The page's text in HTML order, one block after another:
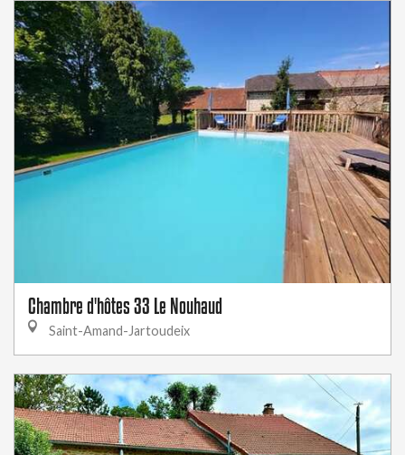
Chambre d'hôtes 33 Le Nouhaud
Saint-Amand-Jartoudeix